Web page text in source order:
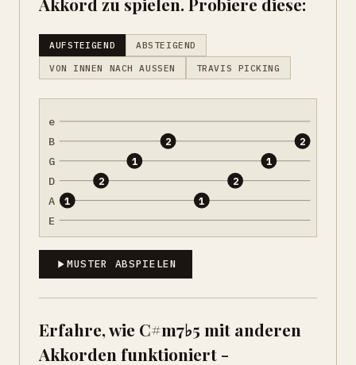
AUFSTEIGEND ABSTEIGEND
VON INNEN NACH AUSSEN TRAVIS PICKING
e
B
G
D
A
E
1
2
1
2
1
2
1
2
MUSTER ABSPIELEN
Erfahre, wie C#m7♭5 mit anderen
Akkorden funktioniert -